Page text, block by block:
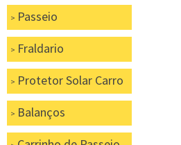
Passeio
Fraldario
Protetor Solar Carro
Balanços